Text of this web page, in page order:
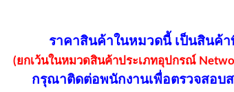
ราคาสินค้าในหมวดนี้ เป็นสินค้
(ยกเว้นในหมวดสินค้าประเภทอุปกรณ์
กรุณาติดต่อพนักงานเพื่อตรวจสอบ